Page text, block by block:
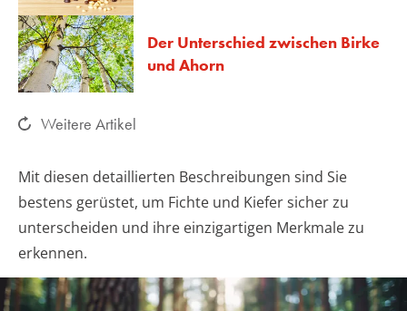
Der Unterschied zwischen Birke
und Ahorn
Weitere Artikel
Mit diesen detaillierten Beschreibungen sind Sie
bestens gerüstet, um Fichte und Kiefer sicher zu
unterscheiden und ihre einzigartigen Merkmale zu
erkennen.